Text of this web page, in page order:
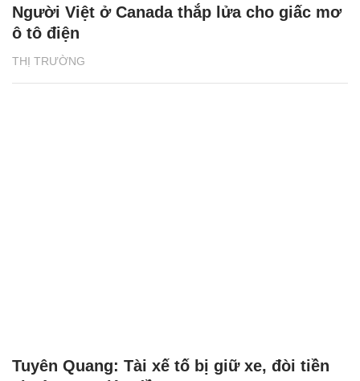
THỊ TRƯỜNG
Người Việt ở Canada thắp lửa cho giấc mơ
ô tô điện
Tuyên Quang: Tài xế tố bị giữ xe, đòi tiền